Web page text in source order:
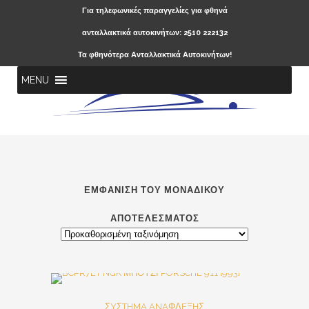
Για τηλεφωνικές παραγγελίες για φθηνά
ανταλλακτικά αυτοκινήτων: 2510 222132
Τα φθηνότερα Ανταλλακτικά Αυτοκινήτων!
MENU
ΕΜΦΆΝΙΣΗ ΤΟΥ ΜΟΝΑΔΙΚΟΎ
ΑΠΟΤΕΛΈΣΜΑΤΟΣ
Out Of Stock
ΣYΣTHMA ANAΦΛEΞHΣ